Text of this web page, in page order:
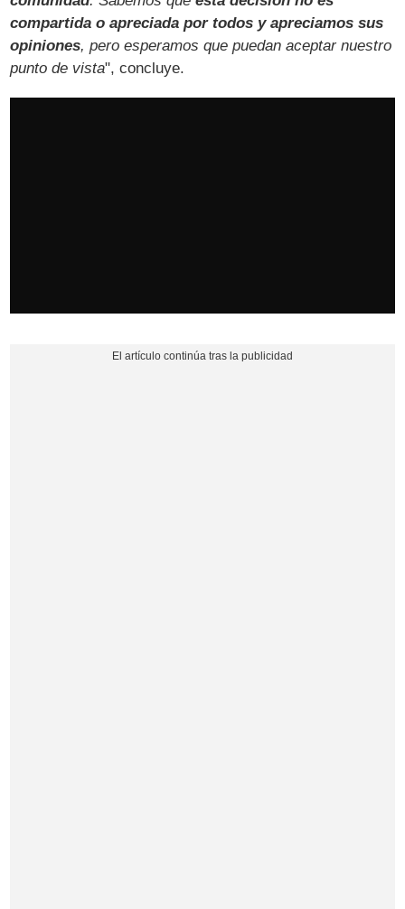
compartida o apreciada por todos y apreciamos sus
opiniones, pero esperamos que puedan aceptar nuestro
punto de vista", concluye.